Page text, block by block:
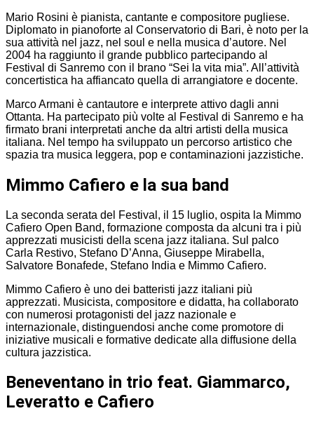
Mario Rosini è pianista, cantante e compositore pugliese.
Diplomato in pianoforte al Conservatorio di Bari, è noto per la
sua attività nel jazz, nel soul e nella musica d’autore. Nel
2004 ha raggiunto il grande pubblico partecipando al
Festival di Sanremo con il brano “Sei la vita mia”. All’attività
concertistica ha affiancato quella di arrangiatore e docente.
Marco Armani è cantautore e interprete attivo dagli anni
Ottanta. Ha partecipato più volte al Festival di Sanremo e ha
firmato brani interpretati anche da altri artisti della musica
italiana. Nel tempo ha sviluppato un percorso artistico che
spazia tra musica leggera, pop e contaminazioni jazzistiche.
Mimmo Cafiero e la sua band
La seconda serata del Festival, il 15 luglio, ospita la Mimmo
Cafiero Open Band, formazione composta da alcuni tra i più
apprezzati musicisti della scena jazz italiana. Sul palco
Carla Restivo, Stefano D’Anna, Giuseppe Mirabella,
Salvatore Bonafede, Stefano India e Mimmo Cafiero.
Mimmo Cafiero è uno dei batteristi jazz italiani più
apprezzati. Musicista, compositore e didatta, ha collaborato
con numerosi protagonisti del jazz nazionale e
internazionale, distinguendosi anche come promotore di
iniziative musicali e formative dedicate alla diffusione della
cultura jazzistica.
Beneventano in trio feat. Giammarco,
Leveratto e Cafiero